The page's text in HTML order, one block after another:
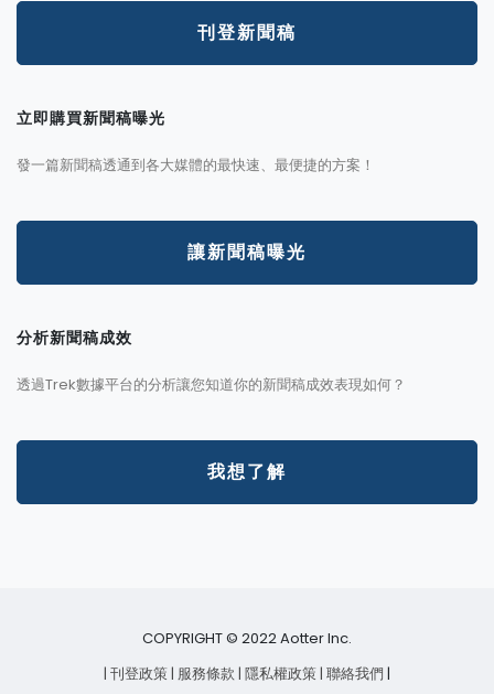
刊登新聞稿
立即購買新聞稿曝光
發一篇新聞稿透通到各大媒體的最快速、最便捷的方案！
讓新聞稿曝光
分析新聞稿成效
透過Trek數據平台的分析讓您知道你的新聞稿成效表現如何？
我想了解
COPYRIGHT © 2022 Aotter Inc.
| 刊登政策| 服務條款| 隱私權政策| 聯絡我們 |